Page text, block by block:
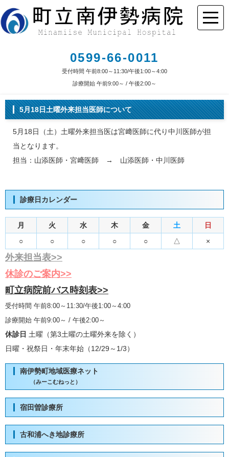
0599-66-0011
受付時間 午前8:00～11:30/午後1:00～4:00
診療開始 午前9:00～ / 午後2:00～
5月18日土曜外来担当医師について
5月18日（土）土曜外来担当医は宮﨑医師に代り中川医師が担
当となります。
担当：山添医師・宮﨑医師 → 山添医師・中川医師
診療日カレンダー
月 火 水 木 金 土
日
○
○ ○ ○ ○ △ ×
外来担当表>>
休診のご案内>>
町立病院前バス時刻表>>
受付時間 午前8:00～11:30/午後1:00～4:00
診療開始 午前9:00～ / 午後2:00～
休診日 土曜（第3土曜の土曜外来を除く）
日曜・祝祭日・年末年始（12/29～1/3）
南伊勢町地域医療ネット
（みーこむねっと）
宿田曽診療所
古和浦へき地診療所